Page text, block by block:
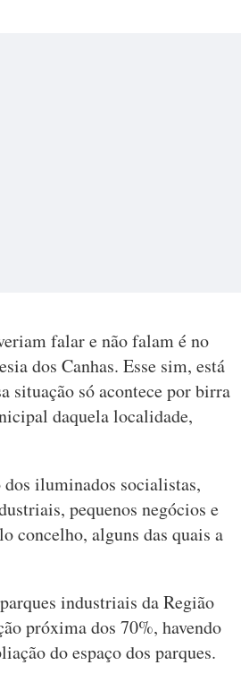
falar e não falam é no
dos Canhas. Esse sim, está
situação só acontece por birra
daquela localidade,
iluminados socialistas,
pequenos negócios e
concelho, alguns das quais a
industriais da Região
próxima dos 70%, havendo
do espaço dos parques.